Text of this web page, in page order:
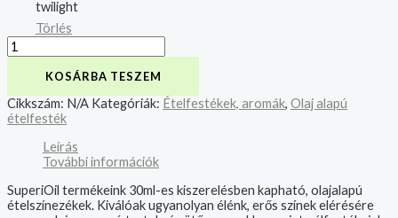
twilight
Törlés
KOSÁRBA TESZEM
Cikkszám: N/A Kategóriák: Ételfestékek, aromák, Olaj alapú
ételfesték
Leírás
További információk
SuperiOil termékeink 30ml-es kiszerelésben kapható, olajalapú
ételszínezékek. Kiválóak ugyanolyan élénk, erős színek elérésére